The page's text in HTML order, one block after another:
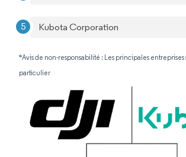
Kubota Corporation
*Avis de non-responsabilité : Les principales entreprises
particulier